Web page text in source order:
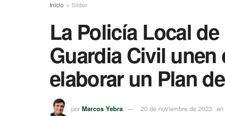
Inicio Slider
La Policía Local
Guardia Civil unen
elaborar un Plan
por Marcos Yebra 20 de noviembre de 2023 en